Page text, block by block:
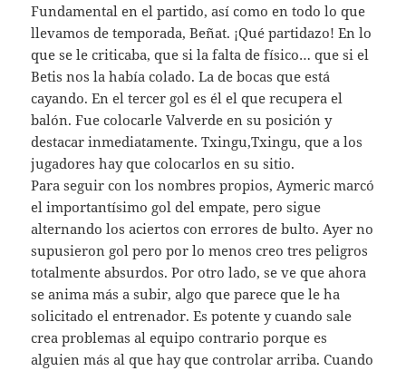
Fundamental en el partido, así como en todo lo que
llevamos de temporada, Beñat. ¡Qué partidazo! En lo
que se le criticaba, que si la falta de físico… que si el
Betis nos la había colado. La de bocas que está
cayando. En el tercer gol es él el que recupera el
balón. Fue colocarle Valverde en su posición y
destacar inmediatamente. Txingu,Txingu, que a los
jugadores hay que colocarlos en su sitio.
Para seguir con los nombres propios, Aymeric marcó
el importantísimo gol del empate, pero sigue
alternando los aciertos con errores de bulto. Ayer no
supusieron gol pero por lo menos creo tres peligros
totalmente absurdos. Por otro lado, se ve que ahora
se anima más a subir, algo que parece que le ha
solicitado el entrenador. Es potente y cuando sale
crea problemas al equipo contrario porque es
alguien más al que hay que controlar arriba. Cuando